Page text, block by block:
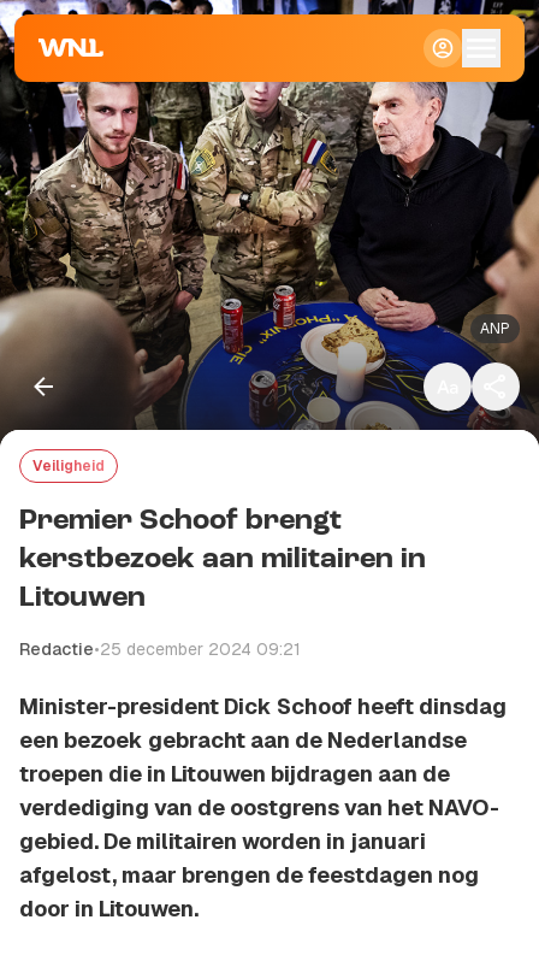
ANP
Klein
Standaard
Groot
Veiligheid
Premier Schoof brengt
kerstbezoek aan militairen in
Litouwen
Redactie•25 december 2024 09:21
Minister-president Dick Schoof heeft dinsdag
een bezoek gebracht aan de Nederlandse
troepen die in Litouwen bijdragen aan de
verdediging van de oostgrens van het NAVO-
gebied. De militairen worden in januari
afgelost, maar brengen de feestdagen nog
door in Litouwen.